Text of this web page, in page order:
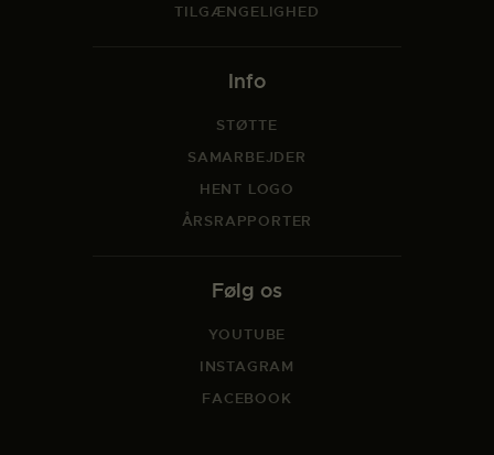
TILGÆNGELIGHED
Info
STØTTE
SAMARBEJDER
HENT LOGO
ÅRSRAPPORTER
Følg os
YOUTUBE
INSTAGRAM
FACEBOOK